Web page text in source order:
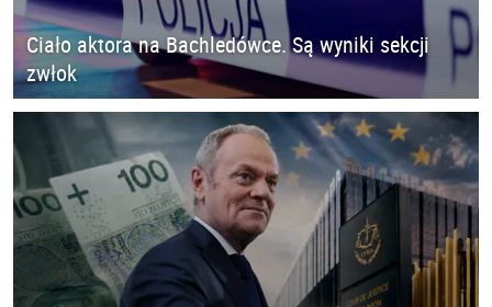
Ciało aktora na Bachledówce. Są wyniki sekcji
zwłok